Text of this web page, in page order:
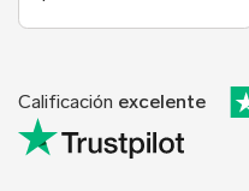
Calificación excelente